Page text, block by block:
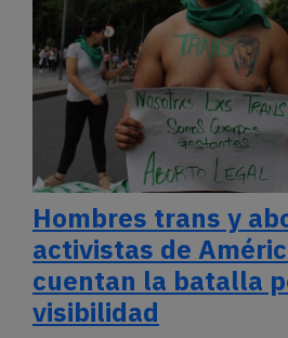
Hombres trans y
activistas de
cuentan la batalla
visibilidad